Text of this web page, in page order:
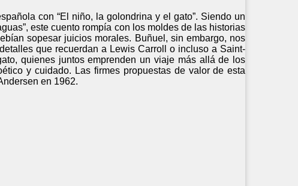
con “El niño, la golondrina y el gato”. Siendo un
este cuento rompía con los moldes de las historias
sopesar juicios morales. Buñuel, sin embargo, nos
que recuerdan a Lewis Carroll o incluso a Saint-
quienes juntos emprenden un viaje más allá de los
y cuidado. Las firmes propuestas de valor de esta
en 1962.